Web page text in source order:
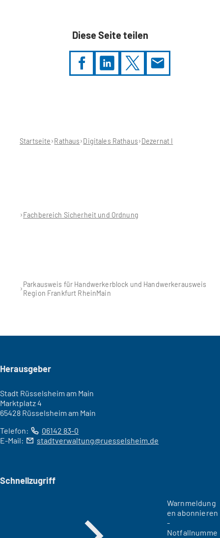
Diese Seite teilen
hier:Startseite Rathaus Digitales Rathaus Dezernat I
Fachbereich Sicherheit und Ordnung
Parkausweis für Handwerkerblock und Handwerkerausweis
Region Frankfurt RheinMain
Seitenfuß
Herausgeber
Stadt Rüsselsheim am Main
Marktplatz 4
65428 Rüsselsheim am Main
Telefon:
06142 83-0
E-Mail:
stadtverwaltung ruesselsheim de
Schnellzugriff
Warnmeldung
en abonnieren
-
Notfallnumme